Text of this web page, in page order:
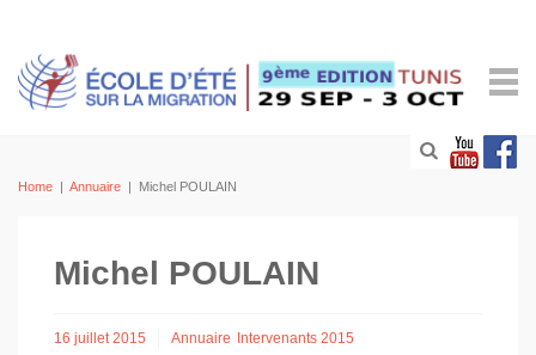
Home | Annuaire | Michel POULAIN
Michel POULAIN
16 juillet 2015 Annuaire Intervenants 2015